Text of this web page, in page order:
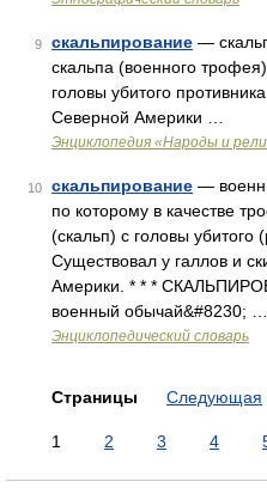
9 скальпирование —
скальпа (военного
головы убитого
Северной Америки …
Энциклопедия «Народы и
10 скальпирование —
по которому в качестве
(скальп) с головы убитого
Существовал у галлов и
Америки. * * *
военный обычай&#8230; …
Энциклопедический словарь
Страницы Следующая
1 2 3 4